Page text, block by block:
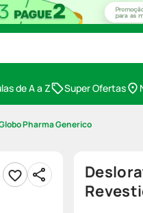
de A a Z Super Ofertas
Pharma Generico